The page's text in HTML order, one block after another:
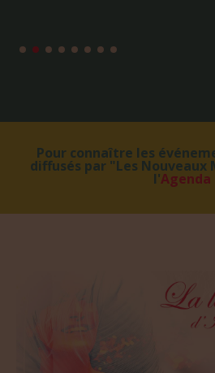
Pour connaître les
l' Agenda